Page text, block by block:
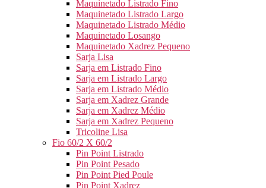
Maquinetado Listrado Fino
Maquinetado Listrado Largo
Maquinetado Listrado Médio
Maquinetado Losango
Maquinetado Xadrez Pequeno
Sarja Lisa
Sarja em Listrado Fino
Sarja em Listrado Largo
Sarja em Listrado Médio
Sarja em Xadrez Grande
Sarja em Xadrez Médio
Sarja em Xadrez Pequeno
Tricoline Lisa
Fio 60/2 X 60/2
Pin Point Listrado
Pin Point Pesado
Pin Point Pied Poule
Pin Point Xadrez